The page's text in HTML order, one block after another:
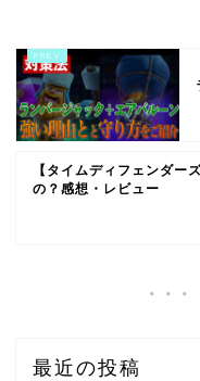
【タイムディフェンダー
の？感想・レビュー
最近の投稿